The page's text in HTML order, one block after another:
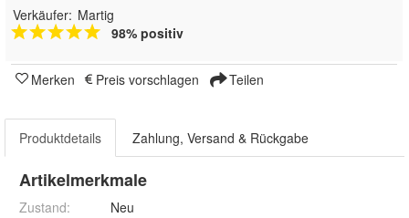
Verkäufer: Martig
98% positiv
Merken Preis vorschlagen Teilen
Produktdetails Zahlung, Versand & Rückgabe
Artikelmerkmale
Zustand: Neu